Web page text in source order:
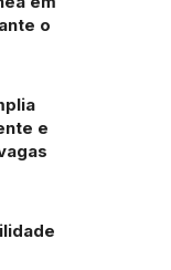
o
e